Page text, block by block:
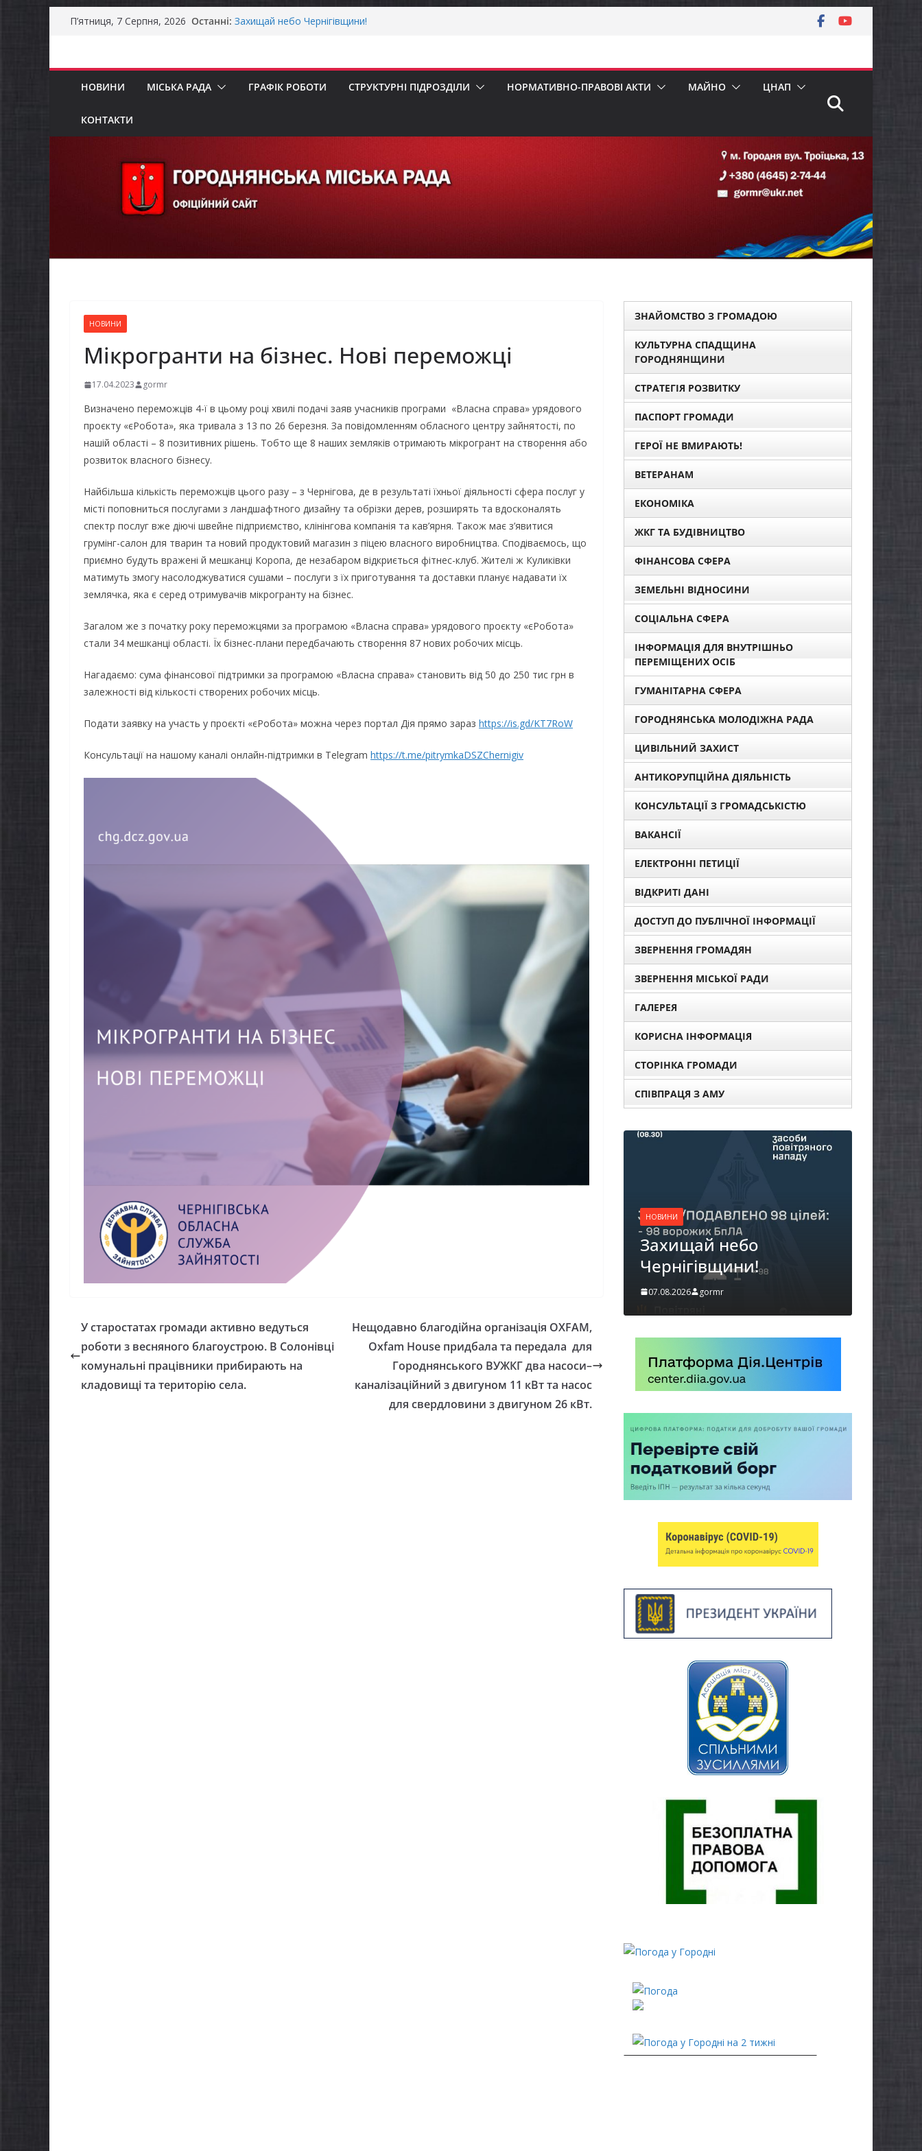
Перейти
П’ятниця, 7 Серпня, 2026 Останні: Захищай небо Чернігівщини!
Як отримати компенсацію за товари, придбані для
НОВИНИ МІСЬКА РАДА ГРАФІК РОБОТИ СТРУКТУРНІ ПІДРОЗДІЛИ НОРМАТИВНО-ПРАВОВІ АКТИ МАЙНО ЦНАП
КОНТАКТИ
НОВИНИ
Мікрогранти на бізнес. Нові переможці
17.04.2023 gormr
Визначено переможців 4-ї в цьому році хвилі подачі заяв учасників програми «Власна справа» урядового
проєкту «єРобота», яка тривала з 13 по 26 березня. За повідомленням обласного центру зайнятості, по
нашій області – 8 позитивних рішень. Тобто ще 8 наших земляків отримають мікрогрант на створення або
розвиток власного бізнесу.
Найбільша кількість переможців цього разу – з Чернігова, де в результаті їхньої діяльності сфера послуг у
місті поповниться послугами з ландшафтного дизайну та обрізки дерев, розширять та вдосконалять
спектр послуг вже діючі швейне підприємство, клінінгова компанія та кав’ярня. Також має з’явитися
грумінг-салон для тварин та новий продуктовий магазин з піцею власного виробництва. Сподіваємось, що
приємно будуть вражені й мешканці Коропа, де незабаром відкриється фітнес-клуб. Жителі ж Куликівки
матимуть змогу насолоджуватися сушами – послуги з їх приготування та доставки планує надавати їх
землячка, яка є серед отримувачів мікрогранту на бізнес.
Загалом же з початку року переможцями за програмою «Власна справа» урядового проєкту «єРобота»
стали 34 мешканці області. Їх бізнес-плани передбачають створення 87 нових робочих місць.
Нагадаємо: сума фінансової підтримки за програмою «Власна справа» становить від 50 до 250 тис грн в
залежності від кількості створених робочих місць.
Подати заявку на участь у проєкті «єРобота» можна через портал Дія прямо зараз https://is.gd/KT7RoW
Консультації на нашому каналі онлайн-підтримки в Telegram https://t.me/pitrymkaDSZChernigiv
У старостатах громади активно ведуться
роботи з весняного благоустрою. В Солонівці
комунальні працівники прибирають на
кладовищі та територію села.
Нещодавно благодійна організація OXFAM,
Oxfam House придбала та передала для
Городнянського ВУЖКГ два насоси–
каналізаційний з двигуном 11 кВт та насос
для свердловини з двигуном 26 кВт.
ЗНАЙОМСТВО З ГРОМАДОЮ
КУЛЬТУРНА СПАДЩИНА
ГОРОДНЯНЩИНИ
СТРАТЕГІЯ РОЗВИТКУ
ПАСПОРТ ГРОМАДИ
ГЕРОЇ НЕ ВМИРАЮТЬ!
ВЕТЕРАНАМ
ЕКОНОМІКА
ЖКГ ТА БУДІВНИЦТВО
ФІНАНСОВА СФЕРА
ЗЕМЕЛЬНІ ВІДНОСИНИ
СОЦІАЛЬНА СФЕРА
ІНФОРМАЦІЯ ДЛЯ ВНУТРІШНЬО
ПЕРЕМІЩЕНИХ ОСІБ
ГУМАНІТАРНА СФЕРА
ГОРОДНЯНСЬКА МОЛОДІЖНА РАДА
ЦИВІЛЬНИЙ ЗАХИСТ
АНТИКОРУПЦІЙНА ДІЯЛЬНІСТЬ
КОНСУЛЬТАЦІЇ З ГРОМАДСЬКІСТЮ
ВАКАНСІЇ
ЕЛЕКТРОННІ ПЕТИЦІЇ
ВІДКРИТІ ДАНІ
ДОСТУП ДО ПУБЛІЧНОЇ ІНФОРМАЦІЇ
ЗВЕРНЕННЯ ГРОМАДЯН
ЗВЕРНЕННЯ МІСЬКОЇ РАДИ
ГАЛЕРЕЯ
КОРИСНА ІНФОРМАЦІЯ
СТОРІНКА ГРОМАДИ
СПІВПРАЦЯ З АМУ
Як отримати
компенсацію за
товари, придбані для
gormr
Уповноважений
Верховної Ради
України з прав людини
проводить опитування
щодо реалізації права
осіб з інвалідністю на
працю
першокласників уже
можуть оформити
«Пакунок школяра»
06.08.2026